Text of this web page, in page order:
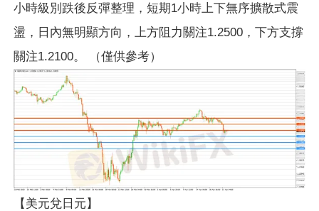
小時級別跌後反彈整理，短期1小時上下無序擴散式震
盪，日內無明顯方向，上方阻力關注1.2500，下方支撐
關注1.2100。 （僅供參考）
【美元兌日元】